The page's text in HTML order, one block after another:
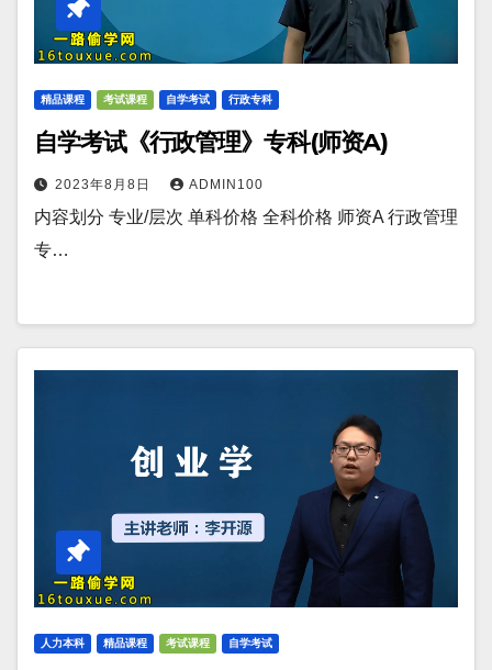
精品课程 考试课程 自学考试 行政专科
自学考试《行政管理》专科(师资A)
2023年8月8日 ADMIN100
内容划分 专业/层次 单科价格 全科价格 师资A 行政管理
专…
人力本科 精品课程 考试课程 自学考试